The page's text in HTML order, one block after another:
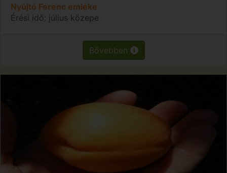
Nyújtó Ferenc emléke
Érési idő: július közepe
Bővebben